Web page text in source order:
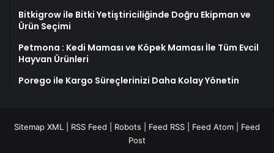
Bitkigrow ile Bitki Yetiştiriciliğinde Doğru Ekipman ve
Ürün Seçimi
Petmona : Kedi Maması ve Köpek Maması İle Tüm Evcil
Hayvan Ürünleri
Porego ile Kargo Süreçlerinizi Daha Kolay Yönetin
Sitemap XML RSS Feed Robots Feed RSS Feed Atom
Feed
Post